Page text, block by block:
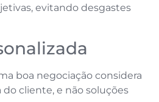
evitando desgastes
boa negociação considera
do cliente, e não soluções